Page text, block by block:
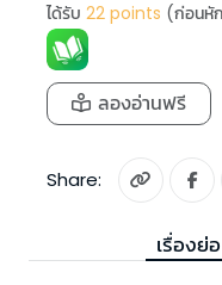
ได้รับ 22 points (ก่อนหั
ลองอ่านฟรี
Share:
เรื่องย่อ